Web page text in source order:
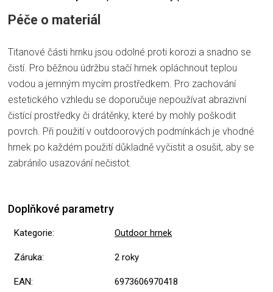
Péče o materiál
Titanové části hrnku jsou odolné proti korozi a snadno se
čistí. Pro běžnou údržbu stačí hrnek opláchnout teplou
vodou a jemným mycím prostředkem. Pro zachování
estetického vzhledu se doporučuje nepoužívat abrazivní
čistící prostředky či drátěnky, které by mohly poškodit
povrch. Při použití v outdoorových podmínkách je vhodné
hrnek po každém použití důkladně vyčistit a osušit, aby se
zabránilo usazování nečistot.
Doplňkové parametry
Kategorie: Outdoor hrnek
Záruka: 2 roky
EAN: 6973606970418